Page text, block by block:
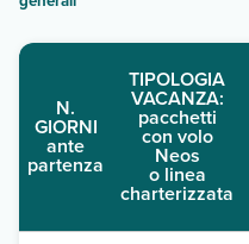
N.
GIORNI
ante
partenza
TIPOLOGIA
VACANZA:
pacchetti
con volo
Neos
o linea
charterizzata